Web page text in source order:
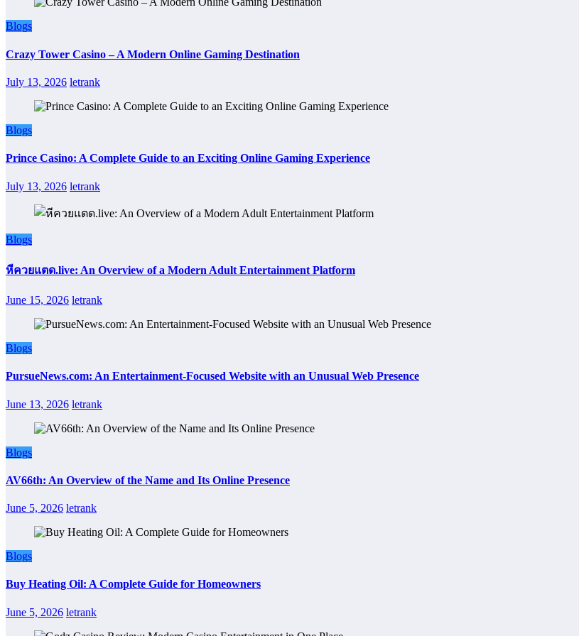
Blogs
Crazy Tower Casino – A Modern Online Gaming Destination
July 13, 2026 letrank
Blogs
Prince Casino: A Complete Guide to an Exciting Online Gaming Experience
July 13, 2026 letrank
Blogs
หีควยแตด.live: An Overview of a Modern Adult Entertainment Platform
June 15, 2026 letrank
Blogs
PursueNews.com: An Entertainment-Focused Website with an Unusual Web Presence
June 13, 2026 letrank
Blogs
AV66th: An Overview of the Name and Its Online Presence
June 5, 2026 letrank
Blogs
Buy Heating Oil: A Complete Guide for Homeowners
June 5, 2026 letrank